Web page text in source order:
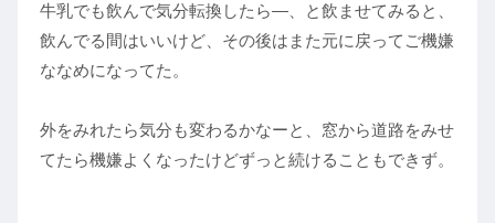
牛乳でも飲んで気分転換したら―、と飲ませてみると、
飲んでる間はいいけど、その後はまた元に戻ってご機嫌
ななめになってた。
外をみれたら気分も変わるかなーと、窓から道路をみせ
てたら機嫌よくなったけどずっと続けることもできず。